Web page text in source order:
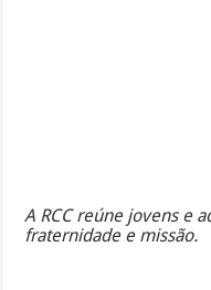
A RCC reúne jovens e
fraternidade e missão.